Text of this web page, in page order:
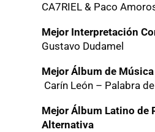
CA7RIEL & Paco
Mejor Interpretación
Gustavo Dudamel
Mejor Álbum de
Carín León – Palabra de
Mejor Álbum Latino de
Alternativa